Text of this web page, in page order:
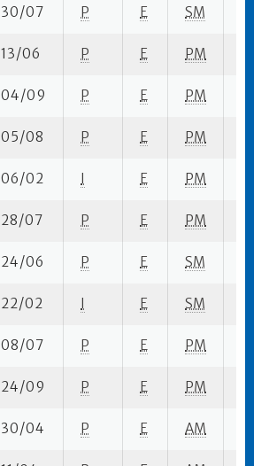
30/07 P E SM
13/06 P E PM
04/09 P E PM
05/08 P E PM
06/02 I E PM
28/07 P E PM
24/06 P E SM
22/02 I E SM
08/07 P E PM
24/09 P E PM
30/04 P E AM